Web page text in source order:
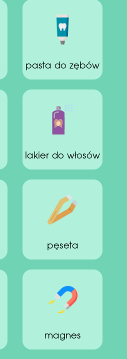
pasta do zębów
lakier do włosów
pęseta
magnes